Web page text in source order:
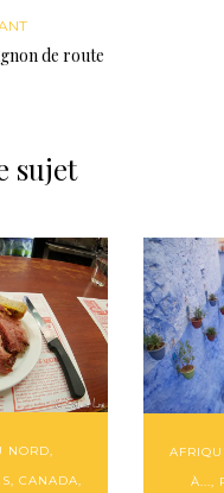
de route
sujet
NORD,
, CANADA,
À...